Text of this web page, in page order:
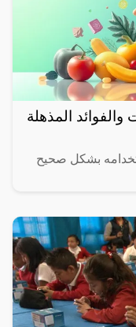
المذهلة
بشكل صحيح